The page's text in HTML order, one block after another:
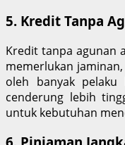
5. Kredit Tanpa
Kredit tanpa agunan
memerlukan
oleh banyak pelaku
cenderung lebih
untuk kebutuhan